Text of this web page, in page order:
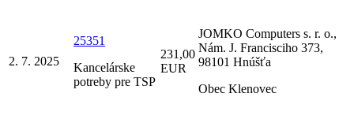
2. 7. 2025
25351
Kancelárske
potreby pre TSP
231,00
EUR
JOMKO Computers s. r. o.,
Nám. J. Francisciho 373,
98101 Hnúšťa
Obec Klenovec